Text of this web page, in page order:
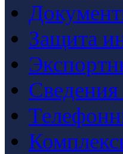
Защита
Сведения